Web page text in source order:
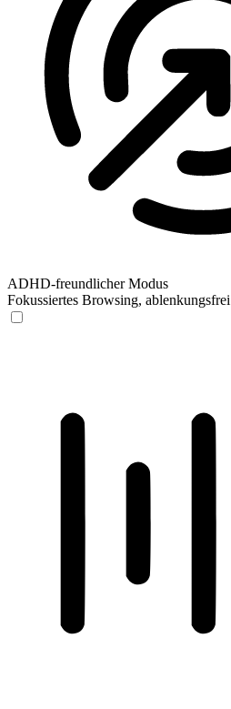
ADHD-freundlicher Modus
Fokussiertes Browsing, ablenkungsfrei